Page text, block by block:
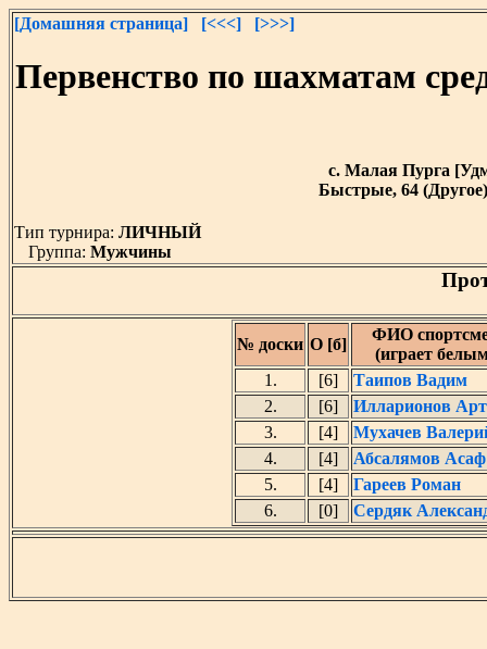
[Домашняя страница] [<<<] [>>>]
Первенство по шахматам
с. Малая Пурга
Быстрые, 64
Тип турнира: ЛИЧНЫЙ
Группа: Мужчины
№ доски О [б]
ФИО
(играет
1.
[6]
Таипов Вадим
2.
[6]
Илларионов
3.
[4]
Мухачев
4.
[4]
Абсалямов Асаф
5.
[4]
Гареев Роман
6.
[0] Сердяк